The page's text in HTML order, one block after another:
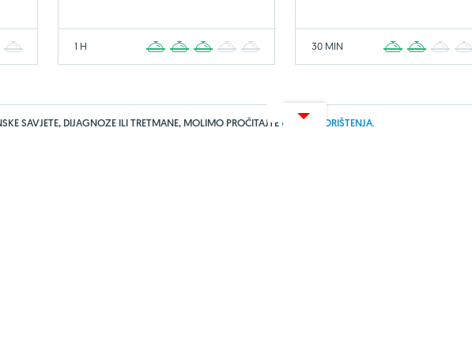
4 1 H 2 3 4 30 MIN 2 3
SAVJETE, DIJAGNOZE ILI TRETMANE, MOLIMO PROČITAJTEUVJETE KORIŠTENJA.